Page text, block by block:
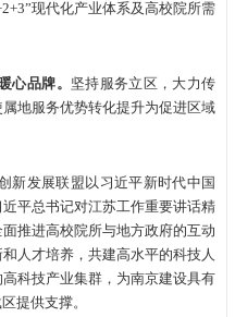
现代化产业体系及高校院所需
心品牌。 坚持服务立区，大力传
地服务优势转化提升为促进区域
发展联盟以习近平新时代中国
平总书记对江苏工作重要讲话精
推进高校院所与地方政府的互动
人才培养，共建高水平的科技人
科技产业集群，为南京建设具有
提供支撑。